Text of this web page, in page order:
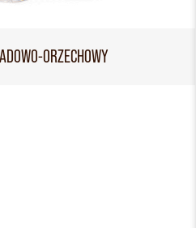
ORZECHOWY